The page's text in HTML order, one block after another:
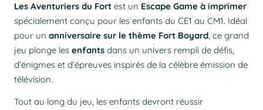
Les Aventuriers du Fort est un Escape Game à imprimer
spécialement conçu pour les enfants du CE1 au CM1. Idéal
pour un anniversaire sur le thème Fort Boyard, ce grand
jeu plonge les enfants dans un univers rempli de défis,
d’énigmes et d’épreuves inspirés de la célèbre émission de
télévision.
Tout au long du jeu, les enfants devront réussir